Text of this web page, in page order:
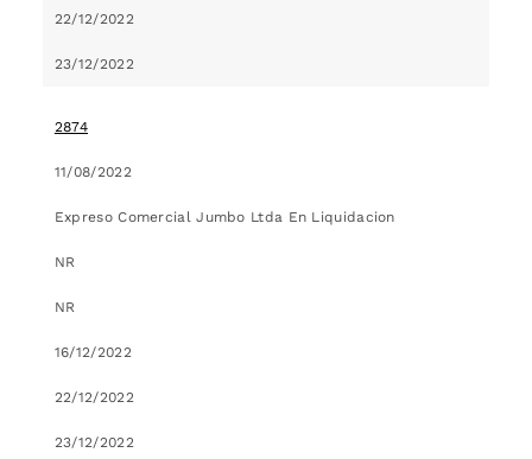
22/12/2022
23/12/2022
2874
11/08/2022
Expreso Comercial Jumbo Ltda En Liquidacion
NR
NR
16/12/2022
22/12/2022
23/12/2022